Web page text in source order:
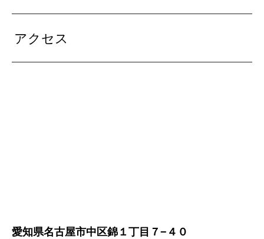
アクセス
愛知県名古屋市中区錦１丁目７−４０